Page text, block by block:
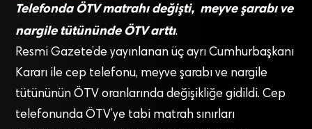
Telefonda ÖTV matrahı değişti, meyve şarabı ve
nargile tütününde ÖTV arttı.
Resmi Gazete’de yayınlanan üç ayrı Cumhurbaşkanı
Kararı ile cep telefonu, meyve şarabı ve nargile
tütününün ÖTV oranlarında değişikliğe gidildi. Cep
telefonunda ÖTV’ye tabi matrah sınırları